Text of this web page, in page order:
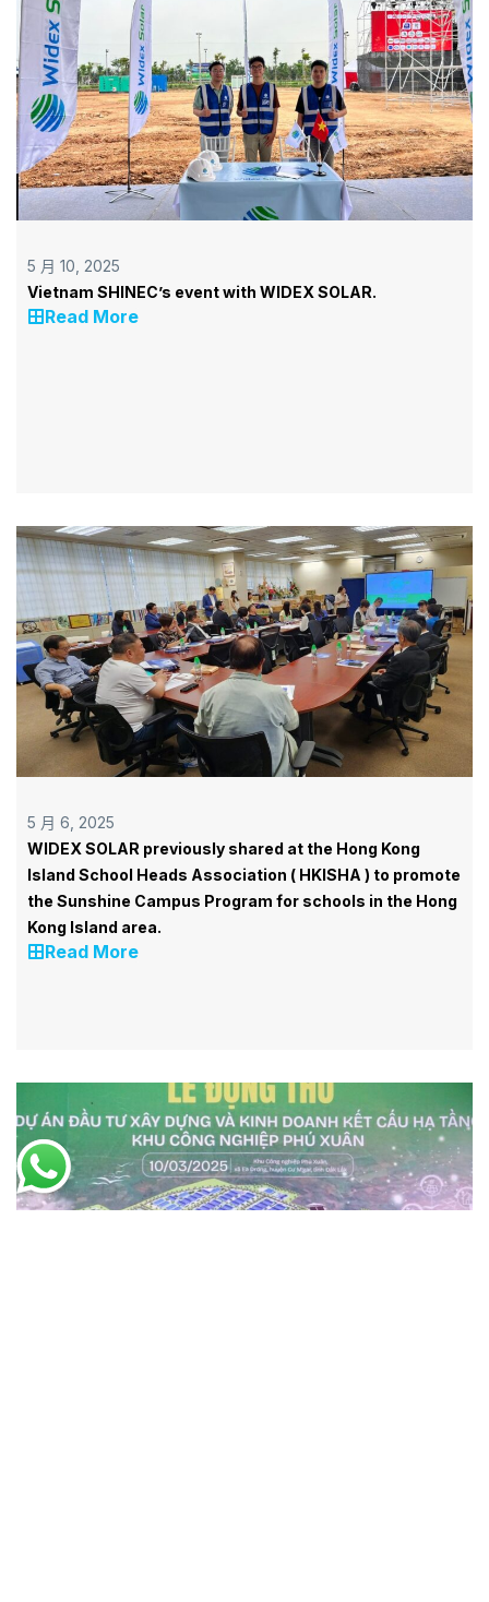
5 月 10, 2025
Vietnam SHINEC’s event with WIDEX SOLAR.
Read More
5 月 6, 2025
WIDEX SOLAR previously shared at the Hong Kong
Island School Heads Association ( HKISHA ) to promote
the Sunshine Campus Program for schools in the Hong
Kong Island area.
Read More